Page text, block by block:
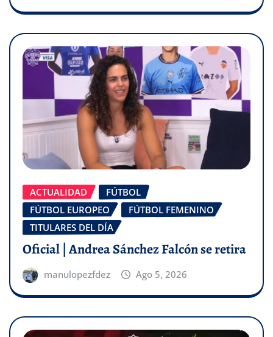
ACTUALIDAD
FÚTBOL
FÚTBOL EUROPEO
FÚTBOL FEMENINO
TITULARES DEL DÍA
Oficial | Andrea Sánchez Falcón se retira
manulopezfdez Ago 5, 2026